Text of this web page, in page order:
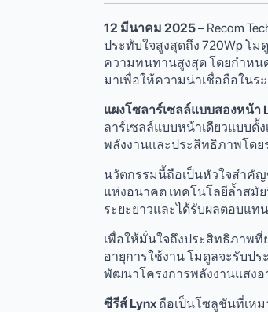
12 มีนาคม 2025– Recom
ประทับใจสูงสุดถึง 720Wp โ
ความทนทานสูงสุด โดยกำหน
มาเพื่อให้ความน่าเชื่อถือในร
แผงโซลาร์เซลล์แบบสองหน้า
ลาร์เซลล์แบบหน้าเดียวแบบดั้ง
พลังงานและประสิทธิภาพโดย
นวัตกรรมนี้ถือเป็นหัวใจสำคั
แห่งอนาคต เทคโนโลยีล้ำสมั
ระยะยาวและได้รับผลตอบแท
เพื่อให้มั่นใจถึงประสิทธิภาพที่
อายุการใช้งาน โมดูลจะรับปร
พัฒนาโครงการพลังงานแสง
ซีรีส์ Lynx ถือเป็นโซลูชันที่เห